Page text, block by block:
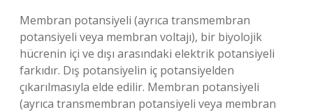
Membran potansiyeli (ayrıca transmembran
potansiyeli veya membran voltajı), bir biyolojik
hücrenin içi ve dışı arasındaki elektrik potansiyeli
farkıdır. Dış potansiyelin iç potansiyelden
çıkarılmasıyla elde edilir. Membran potansiyeli
(ayrıca transmembran potansiyeli veya membran